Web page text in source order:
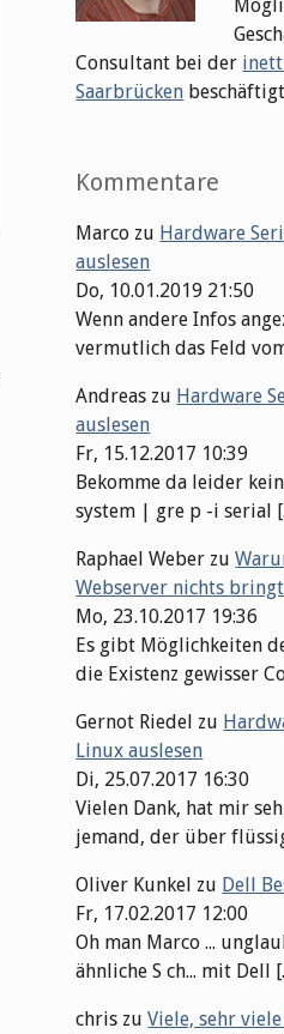
Consultant bei der inett
Saarbrücken
Kommentare
Marco zu Hardware
auslesen
Do, 10.01.2019 21:50
Wenn andere Infos
vermutlich das Feld
Andreas zu Hardware
auslesen
Fr, 15.12.2017 10:39
Bekomme da leider
system | gre p -i serial
Raphael Weber zu
Webserver nichts bringt
Mo, 23.10.2017 19:36
Es gibt Möglichkeiten
die Existenz gewisser
Gernot Riedel zu
Linux auslesen
Di, 25.07.2017 16:30
Vielen Dank, hat mir
jemand, der über
Oliver Kunkel zu Dell
Fr, 17.02.2017 12:00
Oh man Marco ...
ähnliche S ch... mit Dell
chris zuViele, sehr